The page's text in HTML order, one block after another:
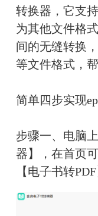
转换器，它支
为其他文件格
间的无缝转换
等文件格式，
简单四步实现
步骤一、电脑
器】，在首页
【电子书转